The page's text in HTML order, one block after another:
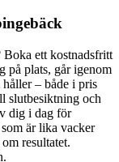
Boka ett kostnadsfritt
på plats, går igenom
– både i pris
slutbesiktning och
dig i dag för
är lika vacker
resultatet.